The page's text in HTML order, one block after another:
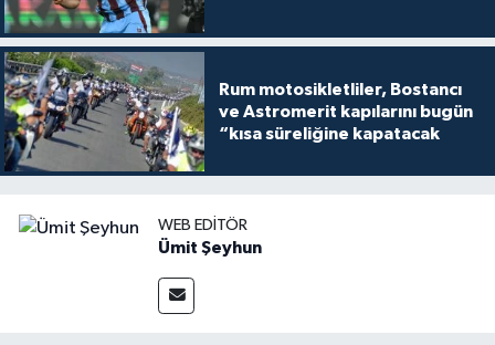
Rum motosikletliler, Bostancı
ve Astromerit kapılarını bugün
“kısa süreliğine kapatacak
WEB EDITÖR
Ümit Şeyhun